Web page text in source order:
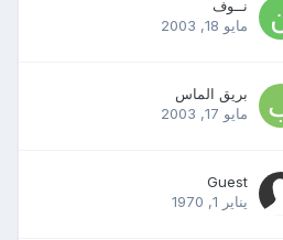
نــوف
مايو 18, 2003
بريق الماس
مايو 17, 2003
Guest
يناير 1, 1970